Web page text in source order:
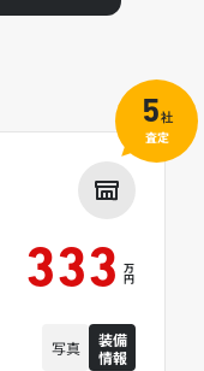
333 万
円
写真
装備
情報
5社
査定